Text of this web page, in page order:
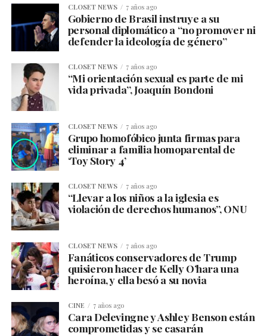
CLOSET NEWS 7 años ago
Gobierno de Brasil instruye a su
personal diplomático a “no promover ni
defender la ideología de género”
CLOSET NEWS 7 años ago
“Mi orientación sexual es parte de mi
vida privada”, Joaquín Bondoni
CLOSET NEWS 7 años ago
Grupo homofóbico junta firmas para
eliminar a familia homoparental de
‘Toy Story 4’
CLOSET NEWS 7 años ago
“Llevar a los niños a la iglesia es
violación de derechos humanos”, ONU
CLOSET NEWS 7 años ago
Fanáticos conservadores de Trump
quisieron hacer de Kelly O’hara una
heroína, y ella besó a su novia
CINE 7 años ago
Cara Delevingne y Ashley Benson están
comprometidas y se casarán